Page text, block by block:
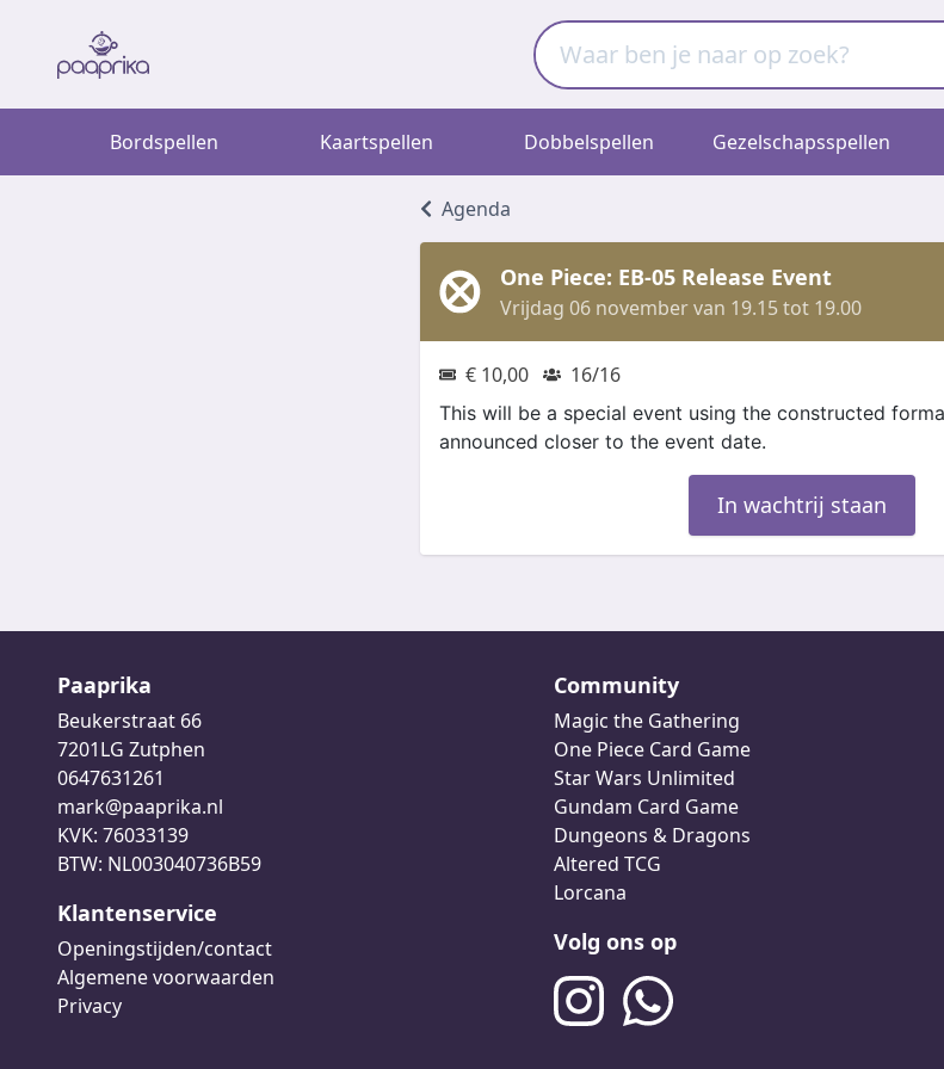
Bordspellen Kaartspellen Dobbelspellen Gezelschapsspellen
Agenda
One Piece: EB-05 Release Event
Vrijdag 06 november van 19.15 tot 19.00
€ 10,00 16/16
This will be a special event using the constructed
announced closer to the event date.
In wachtrij staan
Paaprika
Beukerstraat 66
7201LG Zutphen
0647631261
mark@paaprika.nl
KVK: 76033139
BTW: NL003040736B59
Klantenservice
Openingstijden/contact
Algemene voorwaarden
Privacy
Community
Magic the Gathering
One Piece Card Game
Star Wars Unlimited
Gundam Card Game
Dungeons & Dragons
Altered TCG
Lorcana
Volg ons op